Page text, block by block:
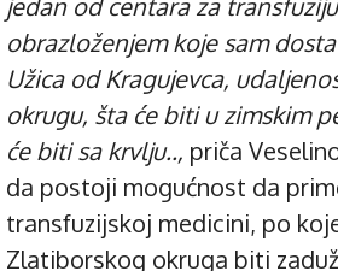
obrazloženjem koje sam
Užica od Kragujevca,
okrugu, šta će biti u zimskim
će biti sa krvlju.., priča
da postoji mogućnost da
transfuzijskoj medicini, po
Zlatiborskog okruga biti